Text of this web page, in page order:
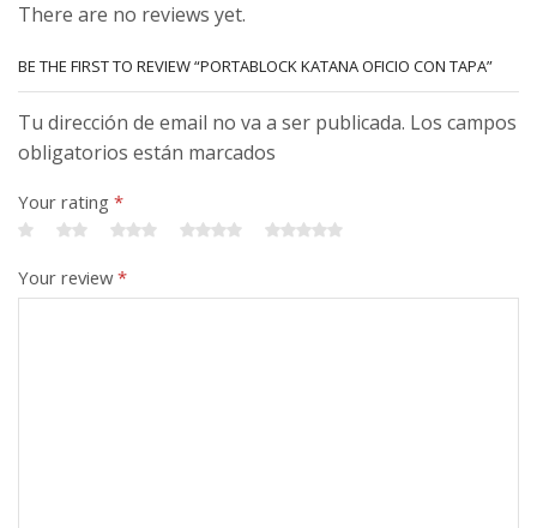
There are no reviews yet.
BE THE FIRST TO REVIEW “PORTABLOCK KATANA OFICIO CON TAPA”
Tu dirección de email no va a ser publicada. Los campos
obligatorios están marcados
Your rating *
Your review*